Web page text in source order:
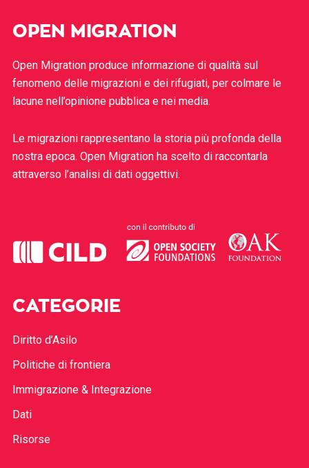
OPEN MIGRATION
Open Migration produce informazione di qualità sul
fenomeno delle migrazioni e dei rifugiati, per colmare le
lacune nell’opinione pubblica e nei media.
Le migrazioni rappresentano la storia più profonda della
nostra epoca. Open Migration ha scelto di raccontarla
attraverso l’analisi di dati oggettivi.
CATEGORIE
Diritto d’Asilo
Politiche di frontiera
Immigrazione & Integrazione
Dati
Risorse